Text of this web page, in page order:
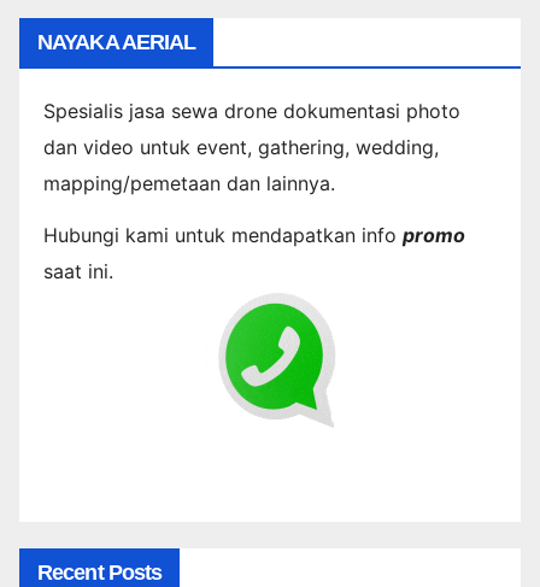
NAYAKA AERIAL
Spesialis jasa sewa drone dokumentasi photo
dan video untuk event, gathering, wedding,
mapping/pemetaan dan lainnya.
Hubungi kami untuk mendapatkan info promo
saat ini.
Recent Posts